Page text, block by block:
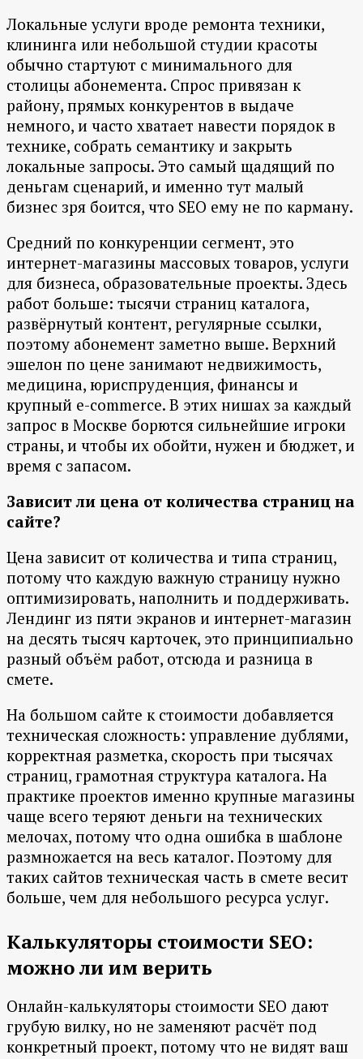
Локальные услуги вроде ремонта техники,
клининга или небольшой студии красоты
обычно стартуют с минимального для
столицы абонемента. Спрос привязан к
району, прямых конкурентов в выдаче
немного, и часто хватает навести порядок в
технике, собрать семантику и закрыть
локальные запросы. Это самый щадящий по
деньгам сценарий, и именно тут малый
бизнес зря боится, что SEO ему не по карману.
Средний по конкуренции сегмент, это
интернет-магазины массовых товаров, услуги
для бизнеса, образовательные проекты. Здесь
работ больше: тысячи страниц каталога,
развёрнутый контент, регулярные ссылки,
поэтому абонемент заметно выше. Верхний
эшелон по цене занимают недвижимость,
медицина, юриспруденция, финансы и
крупный e-commerce. В этих нишах за каждый
запрос в Москве борются сильнейшие игроки
страны, и чтобы их обойти, нужен и бюджет, и
время с запасом.
Зависит ли цена от количества страниц на
сайте?
Цена зависит от количества и типа страниц,
потому что каждую важную страницу нужно
оптимизировать, наполнить и поддерживать.
Лендинг из пяти экранов и интернет-магазин
на десять тысяч карточек, это принципиально
разный объём работ, отсюда и разница в
смете.
На большом сайте к стоимости добавляется
техническая сложность: управление дублями,
корректная разметка, скорость при тысячах
страниц, грамотная структура каталога. На
практике проектов именно крупные магазины
чаще всего теряют деньги на технических
мелочах, потому что одна ошибка в шаблоне
размножается на весь каталог. Поэтому для
таких сайтов техническая часть в смете весит
больше, чем для небольшого ресурса услуг.
Калькуляторы стоимости SEO:
можно ли им верить
Онлайн-калькуляторы стоимости SEO дают
грубую вилку, но не заменяют расчёт под
конкретный проект, потому что не видят ваш